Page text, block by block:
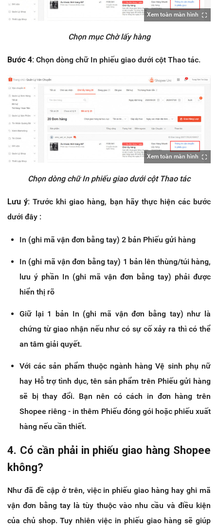
Xem toàn màn hình
Chọn mục Chờ lấy hàng
Bước 4: Chọn dòng chữ In phiếu giao dưới cột Thao tác.
Xem toàn màn hình
Chọn dòng chữ In phiếu giao dưới cột Thao tác
Lưu ý: Trước khi giao hàng, bạn hãy thực hiện các bước
dưới đây :
In (ghi mã vận đơn bằng tay) 2 bản Phiếu gửi hàng
In (ghi mã vận đơn bằng tay) 1 bản lên thùng/túi hàng,
lưu ý phần In (ghi mã vận đơn bằng tay) phải được
hiển thị rõ
Giữ lại 1 bản In (ghi mã vận đơn bằng tay) như là
chứng từ giao nhận nếu như có sự cố xảy ra thì có thể
an tâm giải quyết.
Với các sản phẩm thuộc ngành hàng Vệ sinh phụ nữ
hay Hỗ trợ tình dục, tên sản phẩm trên Phiếu gửi hàng
sẽ bị thay đổi. Bạn nên có cách in đơn hàng trên
Shopee riêng - in thêm Phiếu đóng gói hoặc phiếu xuất
hàng nếu cần thiết.
4. Có cần phải in phiếu giao hàng Shopee
không?
Như đã đề cập ở trên, việc in phiếu giao hàng hay ghi mã
vận đơn bằng tay là tùy thuộc vào nhu cầu và điều kiện
của chủ shop. Tuy nhiên việc in phiếu giao hàng sẽ giúp